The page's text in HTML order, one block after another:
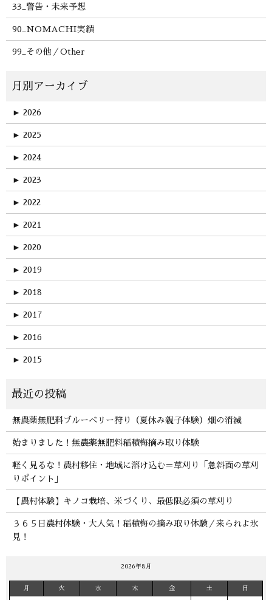
33_警告・未来予想
90_NOMACHI実績
99_その他／Other
► 2026
► 2025
► 2024
► 2023
► 2022
► 2021
► 2020
► 2019
► 2018
► 2017
► 2016
► 2015
無農薬無肥料ブルーベリー狩り（夏休み親子体験）畑の消滅
始まりました！無農薬無肥料稲積梅摘み取り体験
軽く見るな！農村移住・地域に溶け込む＝草刈り「急斜面の草刈
りポイント」
【農村体験】キノコ栽培、米づくり、最低限必須の草刈り
３６５日農村体験・大人気！稲積梅の摘み取り体験／来られよ氷
見！
2026年8月
月 火 水 木 金 土 日